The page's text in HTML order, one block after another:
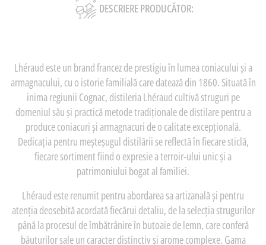
DESCRIERE PRODUCĂTOR:
Lhéraud este un brand francez de prestigiu în lumea coniacului și a
armagnacului, cu o istorie familială care datează din 1860. Situată în
inima regiunii Cognac, distileria Lhéraud cultivă struguri pe
domeniul său și practică metode tradiționale de distilare pentru a
produce coniacuri și armagnacuri de o calitate excepțională.
Dedicația pentru meșteșugul distilării se reflectă în fiecare sticlă,
fiecare sortiment fiind o expresie a terroir-ului unic și a
patrimoniului bogat al familiei.
Lhéraud este renumit pentru abordarea sa artizanală și pentru
atenția deosebită acordată fiecărui detaliu, de la selecția strugurilor
până la procesul de îmbătrânire în butoaie de lemn, care conferă
băuturilor sale un caracter distinctiv și arome complexe. Gama